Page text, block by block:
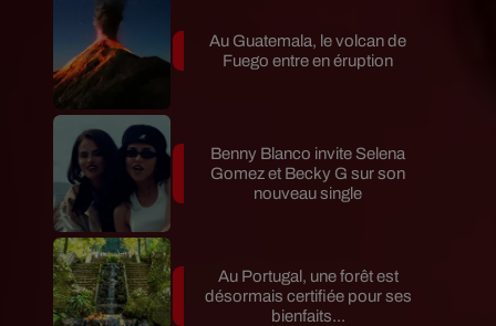
Au Guatemala, le volcan de
Fuego entre en éruption
Benny Blanco invite Selena
Gomez et Becky G sur son
nouveau single
Au Portugal, une forêt est
désormais certifiée pour ses
bienfaits...